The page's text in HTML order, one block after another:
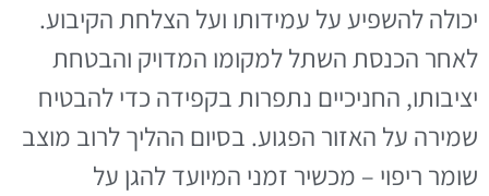
יכולה להשפיע על עמידותו ועל הצלחת הקיבוע.
לאחר הכנסת השתל למקומו המדויק והבטחת
יציבותו, החניכיים נתפרות בקפידה כדי להבטיח
שמירה על האזור הפגוע. בסיום ההליך לרוב מוצב
שומר ריפוי – מכשיר זמני המיועד להגן על